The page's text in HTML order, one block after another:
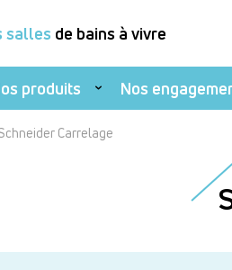
salles de bains à vivre
produits Nos
Carrelage